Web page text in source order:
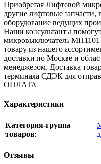
Приобретая Лифтовой
другие лифтовые запчасти,
оборудование ведущих
Наши консультанты
микровыключатель
товару из нашего
доставки по Москве и
менеджером. Доставка
терминала СДЭК для
ОПЛАТА
Характеристики
Категория-группа
товаров:
Отзывы